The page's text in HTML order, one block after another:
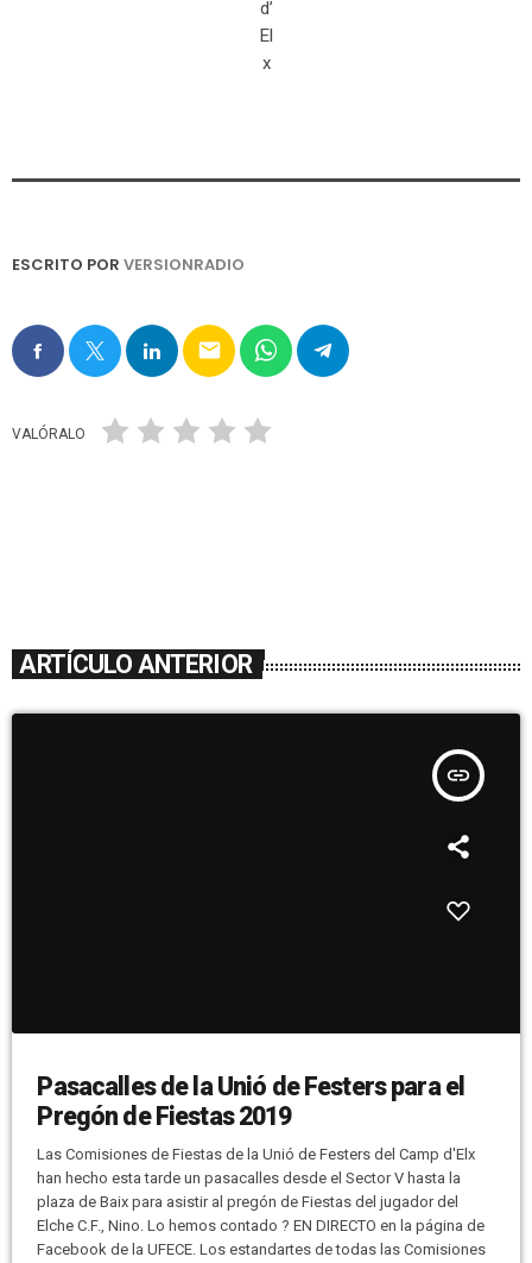
d’
El
x
ESCRITO POR VERSIONRADIO
email
VALÓRALO
ARTÍCULO ANTERIOR
insert_link
Pasacalles de la Unió de Festers para el
Pregón de Fiestas 2019
Las Comisiones de Fiestas de la Unió de Festers del Camp d'Elx
han hecho esta tarde un pasacalles desde el Sector V hasta la
plaza de Baix para asistir al pregón de Fiestas del jugador del
Elche C.F., Nino. Lo hemos contado ? EN DIRECTO en la página de
Facebook de la UFECE. Los estandartes de todas las Comisiones